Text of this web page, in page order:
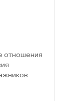
отношения